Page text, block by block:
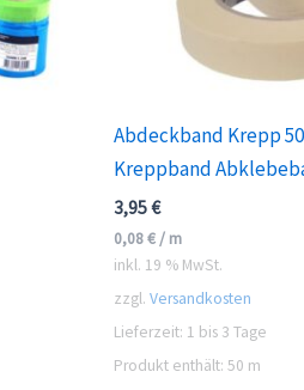
Abdeckband Krepp
Kreppband
3,95€
0,08€ / m
inkl. 19 % MwSt.
zzgl. Versandkosten
Lieferzeit: 1 bis 3 Tage
Produkt enthält: 50 m